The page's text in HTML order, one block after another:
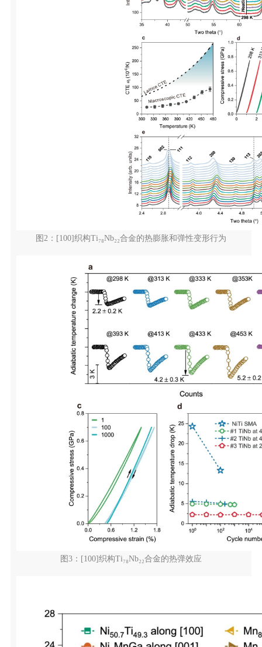
图2：[100]织构Ti₇₈Nb₂₂合金的热膨胀和弹性变形行为
图3：[100]织构Ti₇₈Nb₂₂合金的热弹效应